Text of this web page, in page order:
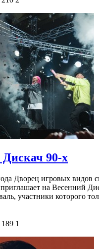
90-х
Дворец игровых видов
на Весенний
участники которого
189 1